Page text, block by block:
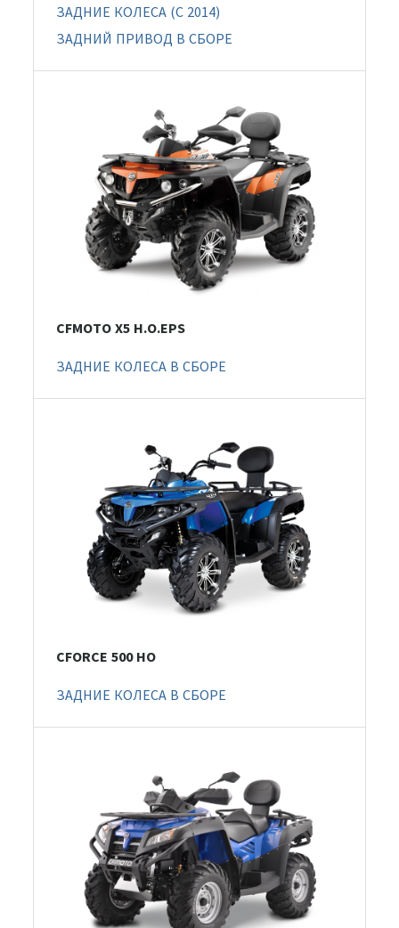
ЗАДНИЕ КОЛЕСА (C 2014)
ЗАДНИЙ ПРИВОД В СБОРЕ
CFMOTO X5 H.O.EPS
ЗАДНИЕ КОЛЕСА В СБОРЕ
CFORCE 500 HO
ЗАДНИЕ КОЛЕСА В СБОРЕ